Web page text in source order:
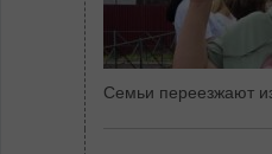
Семьи переезжают